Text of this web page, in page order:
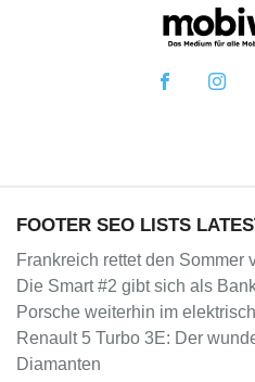
FOOTER SEO LISTS
Frankreich rettet den Sommer
Die Smart #2 gibt sich als
Porsche weiterhin im
Renault 5 Turbo 3E: Der
Diamanten